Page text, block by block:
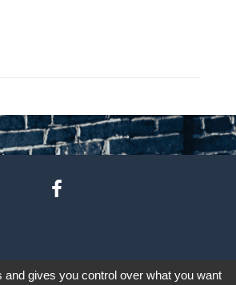
gives you control over what you want